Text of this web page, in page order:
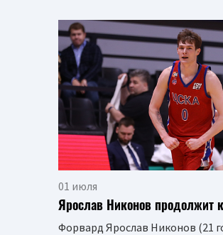
01 июля
Ярослав Никонов продолжит
Форвард Ярослав Никонов (21